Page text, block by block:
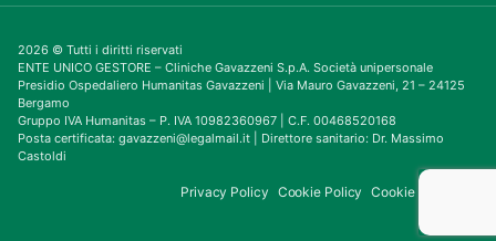
2026 © Tutti i diritti riservati
ENTE UNICO GESTORE – Cliniche Gavazzeni S.p.A. Società unipersonale
Presidio Ospedaliero Humanitas Gavazzeni | Via Mauro Gavazzeni, 21 – 24125
Bergamo
Gruppo IVA Humanitas – P. IVA 10982360967 | C.F. 00468520168
Posta certificata: gavazzeni@legalmail.it | Direttore sanitario: Dr. Massimo
Castoldi
Privacy Policy Cookie Policy Cookie Consent